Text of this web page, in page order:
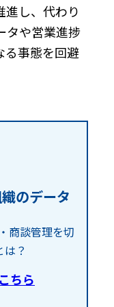
進し、代わり
タや営業進捗
る事態を回避
のデータ
商談管理を切
？
ちら